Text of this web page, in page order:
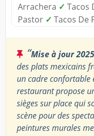
Arrachera ✓ Tacos
Pastor ✓ Tacos De
“Mise à jour
des plats mexicains
un cadre confortable
restaurant propose
sièges sur place qui
scène pour des
peintures murales